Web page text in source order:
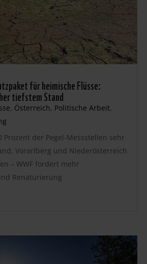
für heimische Flüsse:
tiefstem Stand
, Österreich, Politische Arbeit,
Prozent der Pegel-Messstellen sehr
Vorarlberg und Niederösterreich
– WWF fordert mehr
Renaturierung